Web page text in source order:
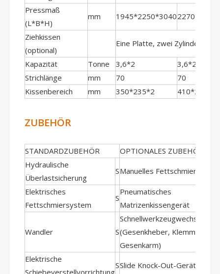
Pressmaß
(L*B*H)
mm 1945*2250*3040
Ziehkissen
(optional)
Eine Platte, zwei Zylinder
Kapazität Tonne 3,6*2
3,6*2
Strichlänge
mm 70
70
Kissenbereich
mm 350*235*2 410*260*2
ZUBEHÖR
STANDARDZUBEHÖR
OPTIONALES ZUBEHÖR
Hydraulische
Überlastsicherung
SManuelles
Elektrisches
Fettschmiersystem
S
Pneumatisches
Matrizenkissengerät
Wandler S(Gesenkheber, Klemme und
Gesenkarm)
Elektrische
Schiebeverstellvorrichtung
SSlide Knock-Out-Gerät